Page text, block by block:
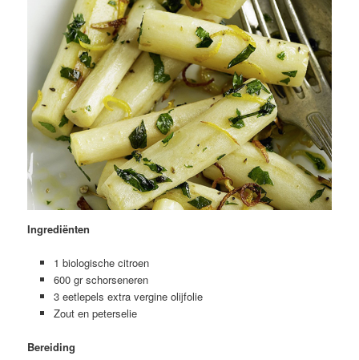
Ingrediënten
1 biologische citroen
600 gr schorseneren
3 eetlepels extra vergine olijfolie
Zout en peterselie
Bereiding